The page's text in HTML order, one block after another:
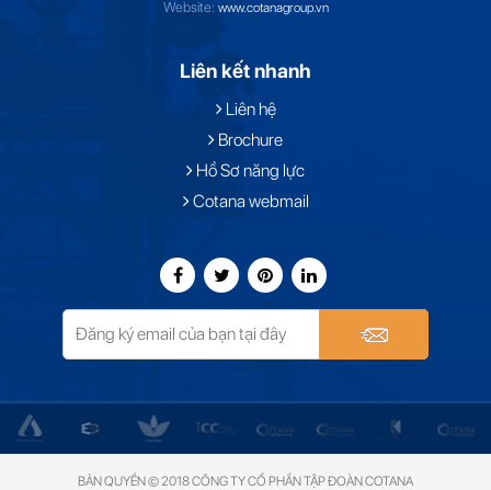
Website: www.cotanagroup.vn
Liên kết nhanh
Liên hệ
Brochure
Hồ Sơ năng lực
Cotana webmail
BẢN QUYỀN © 2018 CÔNG TY CỔ PHẦN TẬP ĐOÀN COTANA